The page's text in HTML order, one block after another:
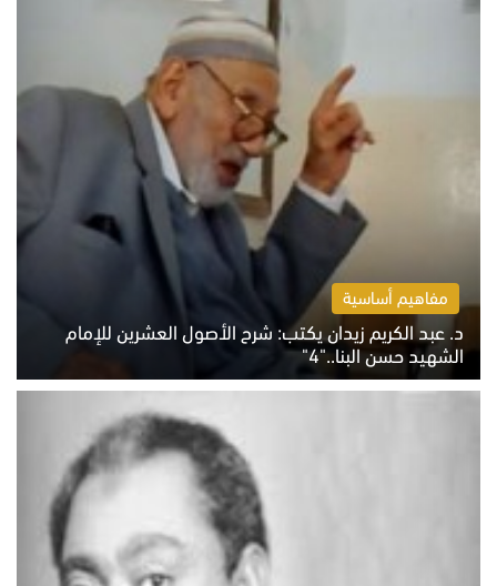
مفاهيم أساسية
د. عبد الكريم زيدان يكتب: شرح الأصول العشرين للإمام
الشهيد حسن البنا.."4"
الخميس 6 أغسطس 2026 10:27 ص